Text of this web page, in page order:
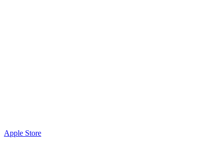
Apple Store